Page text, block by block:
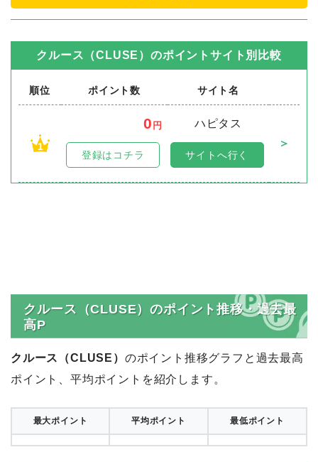
クルース（CLUSE） のポイントサイト別比較
順位 ポイント数 サイト名
1
0 円
ハピタス
＞
登録はコチラ サイトへ行く
クルース（CLUSE）のポイント推移・過去最
高P
クルース（CLUSE） のポイント推移グラフと過去最高
ポイント、平均ポイントを紹介します。
最大ポイント 平均ポイント 最低ポイント